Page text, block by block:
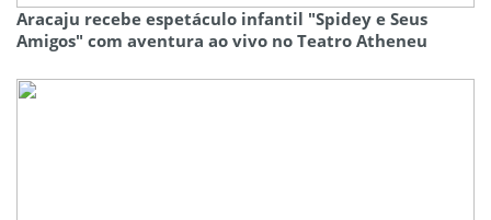
Aracaju recebe espetáculo infantil "Spidey e Seus
Amigos" com aventura ao vivo no Teatro Atheneu